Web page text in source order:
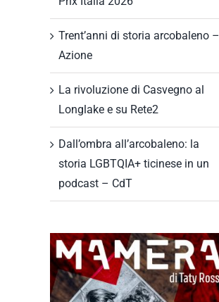
Trent’anni di storia arcobaleno –
Azione
La rivoluzione di Casvegno al
Longlake e su Rete2
Dall’ombra all’arcobaleno: la
storia LGBTQIA+ ticinese in un
podcast – CdT